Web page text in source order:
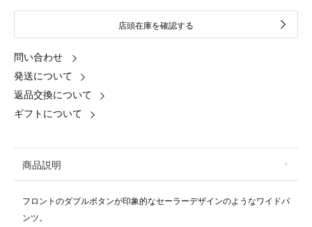
店頭在庫を確認する
問い合わせ
発送について
返品交換について
ギフトについて
商品説明
フロントのダブルボタンが印象的なセーラーデザインのようなワイドパ
ンツ。